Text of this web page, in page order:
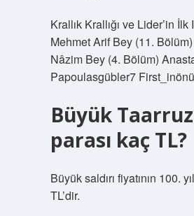
Krallık Krallığı ve Lider’in İlk
Mehmet Arif Bey (11.
Nâzim Bey (4. Bölüm)
Papoulasgübler7
Büyük Taarruz
parası kaç TL?
Büyük saldırı fiyatının 100.
TL’dir.